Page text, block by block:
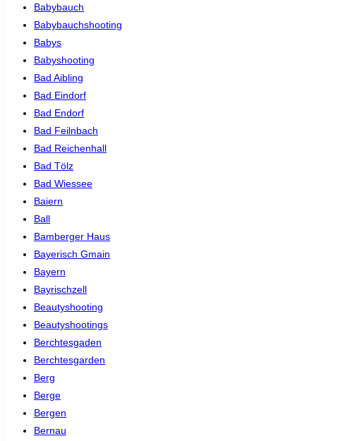
Babybauch
Babybauchshooting
Babys
Babyshooting
Bad Aibling
Bad Eindorf
Bad Endorf
Bad Feilnbach
Bad Reichenhall
Bad Tölz
Bad Wiessee
Baiern
Ball
Bamberger Haus
Bayerisch Gmain
Bayern
Bayrischzell
Beautyshooting
Beautyshootings
Berchtesgaden
Berchtesgarden
Berg
Berge
Bergen
Bernau